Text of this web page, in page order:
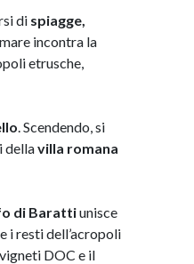
di spiagge,
incontra la
etrusche,
. Scendendo, si
dellavilla romana
di Barattiunisce
i resti dell’acropoli
DOC e il